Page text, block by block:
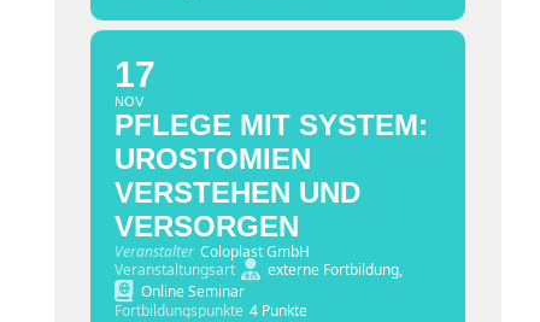
17
NOV
PFLEGE MIT SYSTEM:
UROSTOMIEN
VERSTEHEN UND
VERSORGEN
Veranstalter Coloplast GmbH
Veranstaltungsart
externe Fortbildung,
Online Seminar
Fortbildungspunkte 4 Punkte